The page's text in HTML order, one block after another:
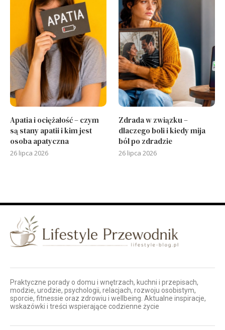
Apatia i ociężałość – czym
są stany apatii i kim jest
osoba apatyczna
26 lipca 2026
Zdrada w związku –
dlaczego boli i kiedy mija
ból po zdradzie
26 lipca 2026
Praktyczne porady o domu i wnętrzach, kuchni i przepisach,
modzie, urodzie, psychologii, relacjach, rozwoju osobistym,
sporcie, fitnessie oraz zdrowiu i wellbeing. Aktualne inspiracje,
wskazówki i treści wspierające codzienne życie